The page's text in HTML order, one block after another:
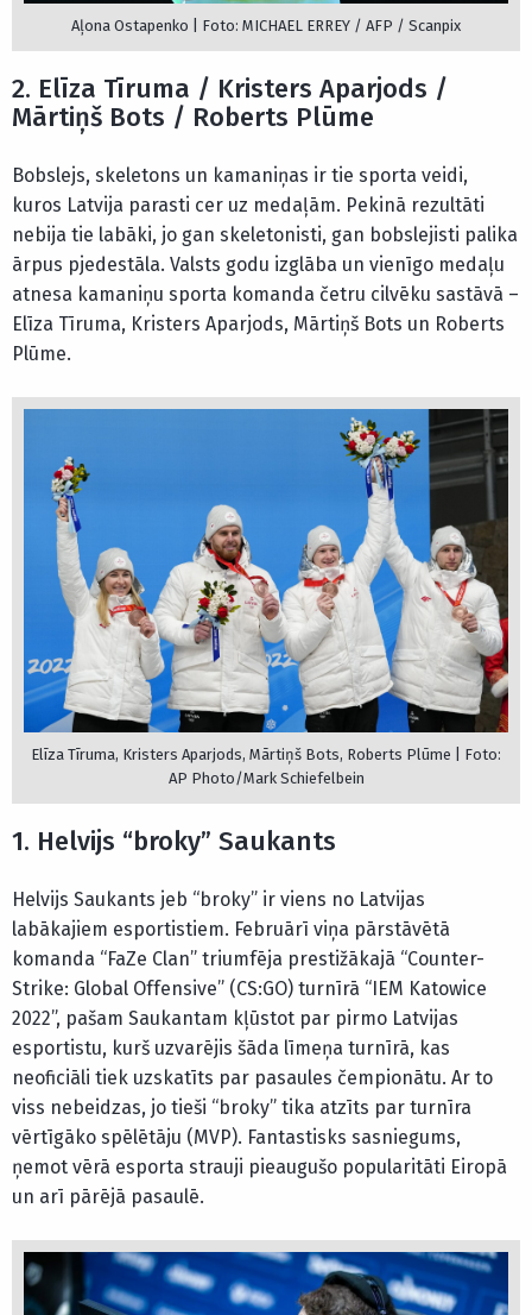
Aļona Ostapenko | Foto: MICHAEL ERREY / AFP / Scanpix
2. Elīza Tīruma / Kristers Aparjods /
Mārtiņš Bots / Roberts Plūme
Bobslejs, skeletons un kamaniņas ir tie sporta veidi,
kuros Latvija parasti cer uz medaļām. Pekinā rezultāti
nebija tie labāki, jo gan skeletonisti, gan bobslejisti palika
ārpus pjedestāla. Valsts godu izglāba un vienīgo medaļu
atnesa kamaniņu sporta komanda četru cilvēku sastāvā –
Elīza Tīruma, Kristers Aparjods, Mārtiņš Bots un Roberts
Plūme.
Elīza Tīruma, Kristers Aparjods, Mārtiņš Bots, Roberts Plūme | Foto:
AP Photo/Mark Schiefelbein
1. Helvijs “broky” Saukants
Helvijs Saukants jeb “broky” ir viens no Latvijas
labākajiem esportistiem. Februārī viņa pārstāvētā
komanda “FaZe Clan” triumfēja prestižākajā “Counter-
Strike: Global Offensive” (CS:GO) turnīrā “IEM Katowice
2022”, pašam Saukantam kļūstot par pirmo Latvijas
esportistu, kurš uzvarējis šāda līmeņa turnīrā, kas
neoficiāli tiek uzskatīts par pasaules čempionātu. Ar to
viss nebeidzas, jo tieši “broky” tika atzīts par turnīra
vērtīgāko spēlētāju (MVP). Fantastisks sasniegums,
ņemot vērā esporta strauji pieaugušo popularitāti Eiropā
un arī pārējā pasaulē.